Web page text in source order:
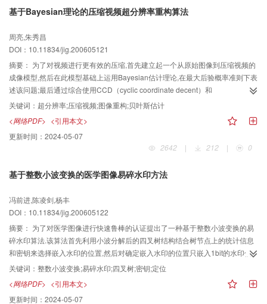
基于Bayesian理论的压缩视频超分辨率重构算法
周亮,朱秀昌
DOI：10.11834/jig.200605121
摘要： 为了对视频进行更有效的压缩,首先建立起一个从原始图像到压缩视频的
成像模型,然后在此模型基础上运用Bayesian估计理论,在最大后验概率准则下表
述该问题;最后通过综合使用CCD（cyclic coordinate decent）和
SA（successive approximations）等方法从理论上给出了压缩视频超分辨率重
构问题的一般解决方法,同时针对成像过程中原始高分辨率图像的降质函数一般
为未知的情况,提出了一种基于EM（expectation-maximization）算法的降质函
数的确定方法.实验结果表明,该算法不仅在峰值信噪比和重构效果方面对压缩视
频有较大提高和明显改善,而且该算法易于扩展,具有广泛的应用范围.
关键词： 超分辨率;压缩视频;图像重构;贝叶斯估计
<网络PDF> <引用本文>
更新时间： 2024-05-07
2642
| 212 | 0
基于整数小波变换的医学图像易碎水印方法
冯前进,陈凌剑,杨丰
DOI：10.11834/jig.200605122
摘要： 为了对医学图像进行快速鲁棒的认证提出了一种基于整数小波变换的易
碎水印算法.该算法首先利用小波分解后的四叉树结构结合树节点上的统计信息
和密钥来选择嵌入水印的位置,然后对确定嵌入水印的位置只嵌入1bit的水印信
息.该算法具有以下特点：（1）图像嵌入水印后具有较高的信噪比,适用于医学
图像的认证;（2）结合小波系数的统计信息来选择嵌入水印的位置,可保证水印
的易碎性;（3）小波分解在空频域的特性使得算法对篡改有很强的定位能力;
关键词： 整数小波变换;易碎水印;四叉树;密钥;定位
<网络PDF> <引用本文>
更新时间： 2024-05-07